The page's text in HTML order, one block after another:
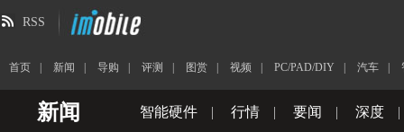
RSS
首页 新闻 导购 评测 图赏 视频 PC/PAD/DIY 汽车
新闻 智能硬件 | 行情 | 要闻 | 深度 |